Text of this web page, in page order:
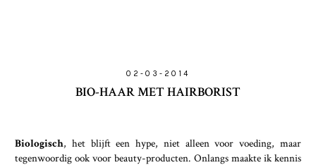
02-03-2014
BIO-HAAR MET HAIRBORIST
Biologisch, het blijft een hype, niet alleen voor voeding, maar
tegenwoordig ook voor beauty-producten. Onlangs maakte ik kennis